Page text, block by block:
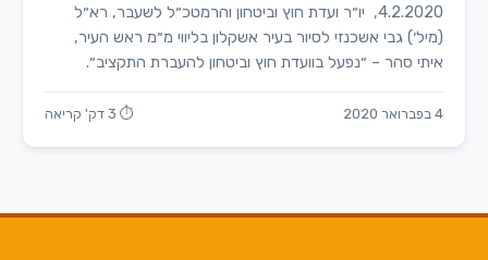
4.2.2020, יו״ר ועדת חוץ וביטחון והרמטכ״ל לשעבר, רא״ל
(מיל׳) גבי אשכנזי לסיור בעיר אשקלון בליווי מ״מ ראש העיר,
איתי סהר – ״נפעל בוועדת חוץ וביטחון להעברת התקציב״.
4 בפברואר 2020 ⏱ 3 דק' קריאה